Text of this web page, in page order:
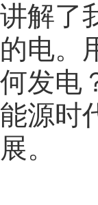
讲解了
的电。
何发电
能源时
展。